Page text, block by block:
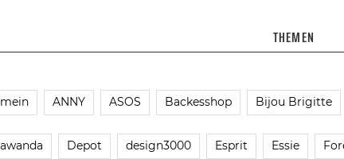
THEMEN
ANNY ASOS Backesshop Bijou Brigitte
Depot design3000 Esprit Essie